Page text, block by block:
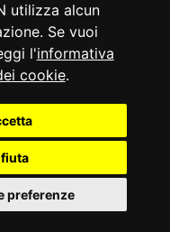
utilizza alcun
Se vuoi
l'informativa
cookie.
preferenze
glossario
|feedback
da